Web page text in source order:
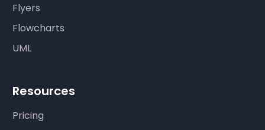
Flyers
Flowcharts
UML
Resources
Pricing